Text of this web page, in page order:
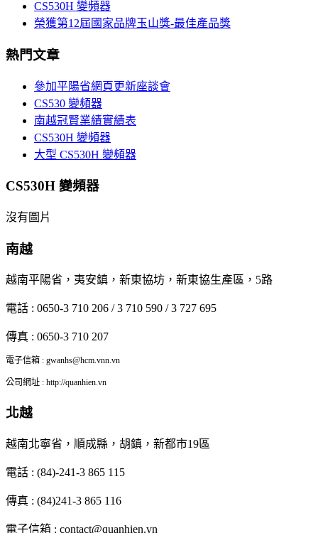
CS530H 變頻器
榮獲第12屆國家品牌玉山獎-最佳產品獎
熱門文章
參加平陽省網頁更新座談會
CS530 變頻器
南越冠賢業績實績表
CS530H 變頻器
大型 CS530H 變頻器
CS530H 變頻器
沒有圖片
南越
越南平陽省，夷安鎮，新東協坊，新東協生產區，5路
電話 : 0650-3 710 206 / 3 710 590 / 3 727 695
傳真 : 0650-3 710 207
電子信箱 : gwanhs@hcm.vnn.vn
公司網址 : http://quanhien.vn
北越
越南北寧省，順成縣，胡鎮，新都市19區
電話 : (84)-241-3 865 115
傳真 : (84)241-3 865 116
電子信箱 : contact@quanhien.vn